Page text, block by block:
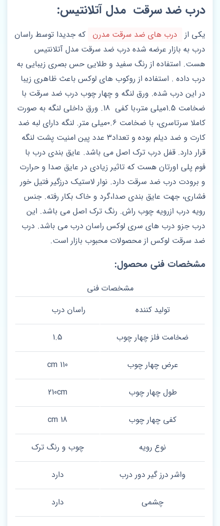
درب ضد سرقت مدل آتلانتیس:
یکی از درب های ضد سرقت مدرن که جدیدا توسط راسان
درب به بازار عرضه شده درب ضد سرقت مدل آتلانتیس
هست. استفاده از رنگ سفید و طلایی حس بصری زیبایی به
درب داده . استفاده از روکوب های لوکس باعث ظاهری زیبا
در این درب شده. ورق لنگه و چهار چوب درب ضد سرقت با
ضخامت 1.5میلی متر،با کفی 18. ورق داخلی لنگه به صورت
کاملا سرتاسری، با ضخامت ۰.۶میلی متر. لنگه دارای لبه ضد
کارت و ضد دیلم بوده و تعداد۳ عدد پین امنیت پشت لنگه
قرار دارد‌. قفل درب ترک اصل می باشد. عایق بندی درب با
فوم پلی اورتان هست که تاثیر زیادی در عایق صدا و حرارت
و برودت درب ضد سرقت دارد. نوار لاستیک درزگیر فتیل خور
فشاری، جهت عایق بندی صدا،گرد و خاک بکار رفته. جنس
رویه درب ازرویه چوب راش. رنگ ترک اصل می باشد. این
درب جزو درب های سری لوکس راسان درب می باشد. درب
ضد سرقت لوکس از محصولات محبوب بازار است.
مشخصات فنی محصول:
مشخصات فنی
تولید کننده
راسان درب
ضخامت فلز چهار چوب 1.5
عرض چهار چوب 110 cm
طول چهار چوب 210cm
کفی چهار چوب 18 cm
نوع رویه چوب و رنگ ترک
واشر درز گیر دور درب دارد
چشمی دارد